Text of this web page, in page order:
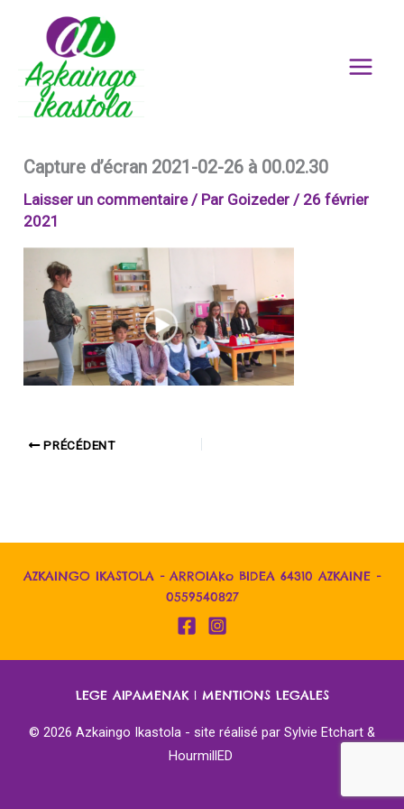
contenu
Capture d’écran 2021-02-26 à 00.02.30
Laisser un commentaire / Par Goizeder / 26 février
2021
PRÉCÉDENT
AZKAINGO IKASTOLA - ARROIAko BIDEA 64310 AZKAINE -
0559540827
LEGE AIPAMENAK| MENTIONS LEGALES
© 2026 Azkaingo Ikastola - site réalisé par Sylvie Etchart &
HourmillED